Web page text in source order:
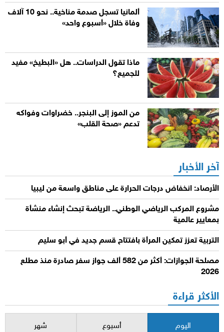
ألمانيا تسجل صدمة مناخية.. نحو 10 آلاف
وفاة خلال «أسبوع واحد»
ماذا تقول الدراسات.. هل «البطيخ» مفيد
للجميع؟
من الموز إلى البنجر.. خضراوات وفواكه
تدعم «صحة القلب»
آخر الأخبار
الأرصاد: انخفاض درجات الحرارة على مناطق واسعة من ليبيا
مشروع المركب الرياضي الوطني.. الرياضة تبحث إنشاء منشأة
بمعايير عالمية
التربية تعزز تمكين المرأة بافتتاح قسم جديد في أبو سليم
مصلحة الجوازات: أكثر من 582 ألف جواز سفر صادرة منذ مطلع
2026
الأكثر قراءة
اليوم أسبوع شهر